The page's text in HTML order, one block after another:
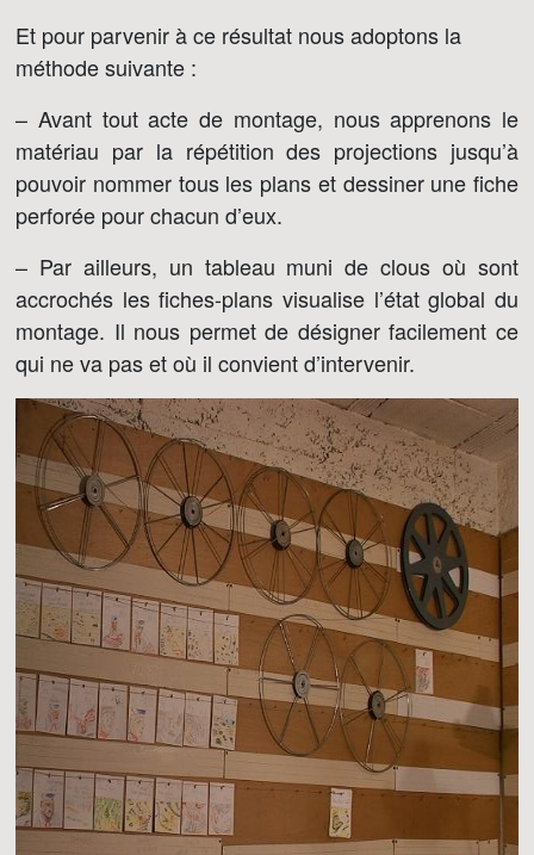
Et pour parvenir à ce résultat nous adoptons la
méthode suivante :
– Avant tout acte de montage, nous apprenons le
matériau par la répétition des projections jusqu’à
pouvoir nommer tous les plans et dessiner une fiche
perforée pour chacun d’eux.
– Par ailleurs, un tableau muni de clous où sont
accrochés les fiches-plans visualise l’état global du
montage. Il nous permet de désigner facilement ce
qui ne va pas et où il convient d’intervenir.